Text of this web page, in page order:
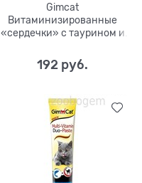
Gimcat
Витаминизированные
«сердечки» с таурином и
«Schnurries»
192 руб.